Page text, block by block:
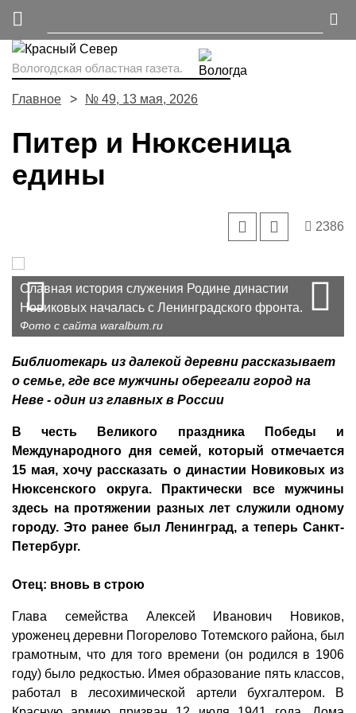
Вологодская областная газета.
Главное № 49, 13 мая, 2026
Питер и Нюксеница
едины
2386
Prev
Славная история служения Родине династии
Новиковых началась с Ленинградского фронта.
Фото с сайта waralbum.ru
Анатолий Новиков.
Сергей Новиков.
Иван Новиков.
Михаил Новиков.
Библиотекарь из далекой деревни рассказывает
о семье, где все мужчины оберегали город на
Неве - один из главных в России
В честь Великого праздника Победы и
Международного дня семей, который отмечается
15 мая, хочу рассказать о династии Новиковых из
Нюксенского округа. Практически все мужчины
здесь на протяжении разных лет служили одному
городу. Это ранее был Ленинград, а теперь Санкт-
Петербург.
Отец: вновь в строю
Глава семейства Алексей Иванович Новиков,
уроженец деревни Погорелово Тотемского района, был
грамотным, что для того времени (он родился в 1906
году) было редкостью. Имея образование пять классов,
работал в лесохимической артели бухгалтером. В